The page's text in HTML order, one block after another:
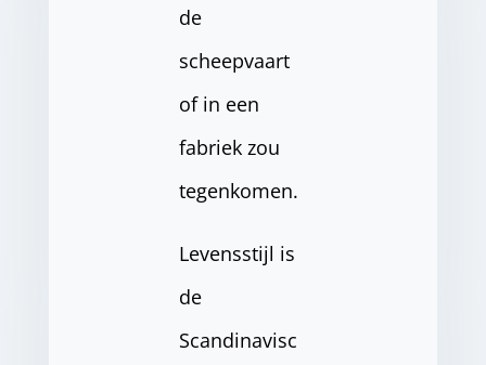
de
scheepvaart
of in een
fabriek zou
tegenkomen.
Levensstijl is
de
Scandinavisc